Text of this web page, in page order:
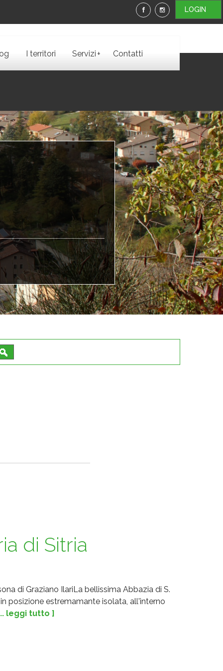
LOGIN
I territori Servizi+ Contatti
di Sitria
di Graziano IlariLa bellissima Abbazia di S.
posizione estremamante isolata, all'interno
leggi tutto ]